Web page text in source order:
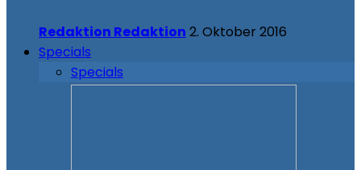
Redaktion Redaktion 2. Oktober 2016
Specials
Specials